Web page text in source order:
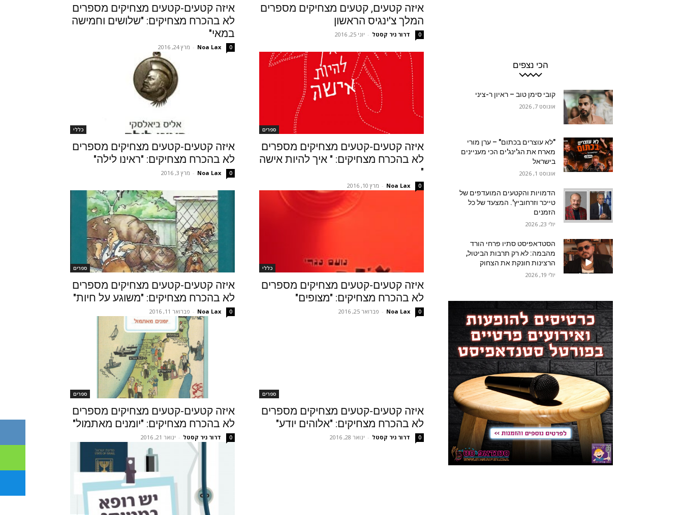
איזה קטעים, קטעים מצחיקים מספרים
המלך צ'ינגיס הראשון
דרור ניר קסטל - יוני 25, 2016 0
איזה קטעים-קטעים מצחיקים מספרים
לא בהכרח מצחיקים: "שלושים וחמישה
במאי"
Noa Lax
- מרץ 24, 2016 0
ספרים
איזה קטעים-קטעים מצחיקים מספרים
לא בהכרח מצחיקים: " איך להיות אישה
"
Noa Lax
- מרץ 10, 2016 0
כללי
איזה קטעים-קטעים מצחיקים מספרים
לא בהכרח מצחיקים: "ראינו לילה"
Noa Lax
- מרץ 3, 2016 0
כללי
איזה קטעים-קטעים מצחיקים מספרים
לא בהכרח מצחיקים: "מצופים"
Noa Lax
- פברואר 25, 2016 0
ספרים
איזה קטעים-קטעים מצחיקים מספרים
לא בהכרח מצחיקים: "משוגע על חיות"
Noa Lax
- פברואר 11, 2016 0
ספרים
איזה קטעים-קטעים מצחיקים מספרים
לא בהכרח מצחיקים: "אלוהים יודע"
דרור ניר קסטל - ינואר 28, 2016 0
ספרים
איזה קטעים-קטעים מצחיקים מספרים
לא בהכרח מצחיקים: "יומנים מאתמול"
דרור ניר קסטל - ינואר 21, 2016 0
הכי נצפים
קובי סימן טוב – ראיון ר-ציני
אוגוסט 7, 2026
"לא עוצרים בכתום" – ערן מורי
מארח את הג'ינג'ים הכי מעניינים
בישראל
אוגוסט 1, 2026
הדמויות והקטעים המועדפים של
טייכר וזרחוביץ'. המצעד של כל
הזמנים
יולי 23, 2026
הסטדאפיסט סתיו פרחי הורד
מהבמה: לא רק תרבות הביטול,
הרצינות חונקת את הצחוק
יולי 19, 2026